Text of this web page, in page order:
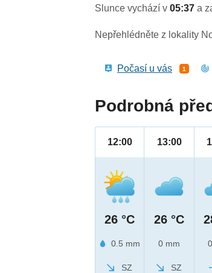
Slunce vychází v05:37a
Nepřehlédněte z lokality
Počasí u vás 1
Podrobná
12:00
26 °C
0.5 mm
SZ
13:00
26 °C
0 mm
SZ